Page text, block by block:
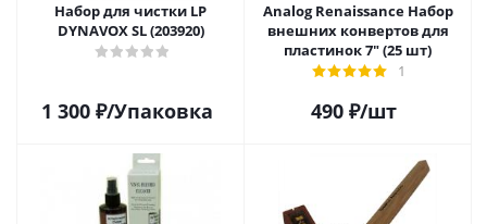
Набор для чистки LP
DYNAVOX SL (203920)
1 300₽/Упаковка
Analog Renaissance Набор
внешних конвертов для
пластинок 7" (25 шт)
1
490 ₽/шт